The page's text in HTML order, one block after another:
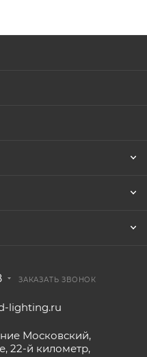
ЗАКАЗАТЬ ЗВОНОК
lighting.ru
Московский,
22-й километр,